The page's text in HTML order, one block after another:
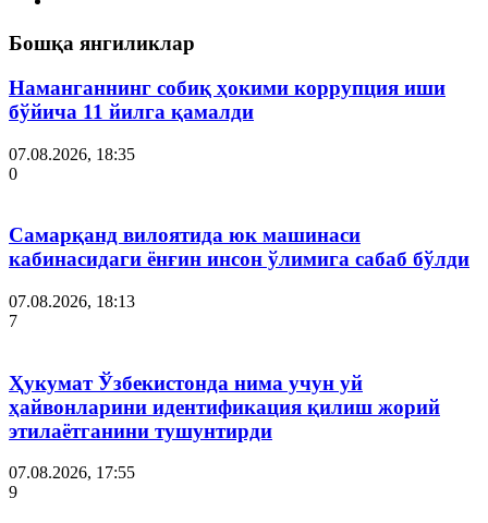
Бошқа янгиликлар
Наманганнинг собиқ ҳокими коррупция иши
бўйича 11 йилга қамалди
07.08.2026, 18:35
0
Самарқанд вилоятида юк машинаси
кабинасидаги ёнғин инсон ўлимига сабаб бўлди
07.08.2026, 18:13
7
Ҳукумат Ўзбекистонда нима учун уй
ҳайвонларини идентификация қилиш жорий
этилаётганини тушунтирди
07.08.2026, 17:55
9